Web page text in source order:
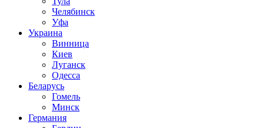
Челябинск
Уфа
Украина
Винница
Киев
Луганск
Одесса
Беларусь
Гомель
Минск
Германия